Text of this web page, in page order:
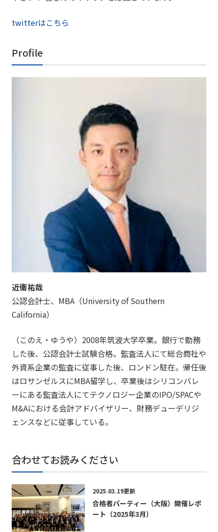
twitterはこちら
Profile
近衛祐哉
公認会計士、MBA（University of Southern
California）
（このえ・ゆうや）2008年筑波大学卒業。銀行で勤務
した後、公認会計士試験合格。監査法人にて総合商社や
外資系企業の監査に従事した後、ロンドン駐在。帰任後
はロサンゼルスにMBA留学し、卒業後はシリコンバレ
ーにある監査法人にてテクノロジー企業のIPO/SPACや
M&Aにおける会計アドバイザリー、財務デューデリジ
ェンスなどに従事している。
合わせてお読みください
2025.03.19更新
合格者パーティー（大阪）開催レポ
ート（2025年3月）